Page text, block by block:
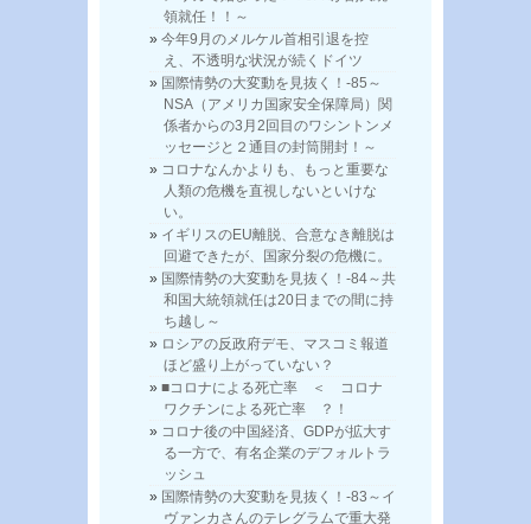
領就任！！～
今年9月のメルケル首相引退を控
え、不透明な状況が続くドイツ
国際情勢の大変動を見抜く！-85～
NSA（アメリカ国家安全保障局）関
係者からの3月2回目のワシントンメ
ッセージと２通目の封筒開封！～
コロナなんかよりも、もっと重要な
人類の危機を直視しないといけな
い。
イギリスのEU離脱、合意なき離脱は
回避できたが、国家分裂の危機に。
国際情勢の大変動を見抜く！-84～共
和国大統領就任は20日までの間に持
ち越し～
ロシアの反政府デモ、マスコミ報道
ほど盛り上がっていない？
■コロナによる死亡率 ＜ コロナ
ワクチンによる死亡率 ？！
コロナ後の中国経済、GDPが拡大す
る一方で、有名企業のデフォルトラ
ッシュ
国際情勢の大変動を見抜く！-83～イ
ヴァンカさんのテレグラムで重大発